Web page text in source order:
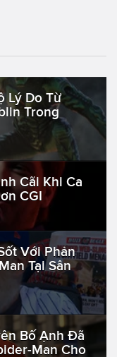
Lý Do Từ
Trong
Cãi Khi Ca
CGI
Với Phản
Tại Sân
Bố Ạnh Đã
Man Cho